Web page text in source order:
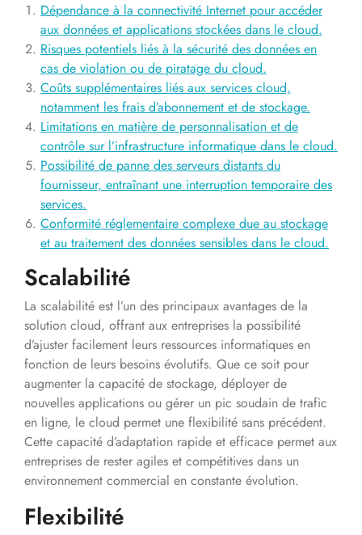
Dépendance à la connectivité Internet pour accéder
aux données et applications stockées dans le cloud.
Risques potentiels liés à la sécurité des données en
cas de violation ou de piratage du cloud.
Coûts supplémentaires liés aux services cloud,
notamment les frais d’abonnement et de stockage.
Limitations en matière de personnalisation et de
contrôle sur l’infrastructure informatique dans le cloud.
Possibilité de panne des serveurs distants du
fournisseur, entraînant une interruption temporaire des
services.
Conformité réglementaire complexe due au stockage
et au traitement des données sensibles dans le cloud.
Scalabilité
La scalabilité est l’un des principaux avantages de la
solution cloud, offrant aux entreprises la possibilité
d’ajuster facilement leurs ressources informatiques en
fonction de leurs besoins évolutifs. Que ce soit pour
augmenter la capacité de stockage, déployer de
nouvelles applications ou gérer un pic soudain de trafic
en ligne, le cloud permet une flexibilité sans précédent.
Cette capacité d’adaptation rapide et efficace permet aux
entreprises de rester agiles et compétitives dans un
environnement commercial en constante évolution.
Flexibilité